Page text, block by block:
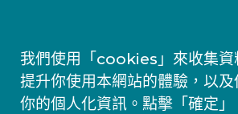
我們使用「cookies」來收集資
提升你使用本網站的體驗，以
你的個人化資訊。點擊「確定」